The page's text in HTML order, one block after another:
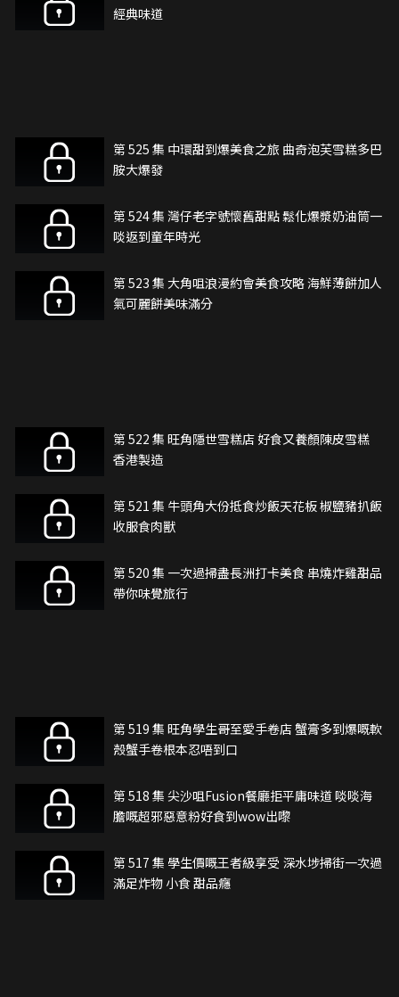
經典味道
第 525 集 中環甜到爆美食之旅 曲奇泡芙雪糕多巴
胺大爆發
第 524 集 灣仔老字號懷舊甜點 鬆化爆漿奶油筒一
啖返到童年時光
第 523 集 大角咀浪漫約會美食攻略 海鮮薄餅加人
氣可麗餅美味滿分
第 522 集 旺角隱世雪糕店 好食又養顏陳皮雪糕
香港製造
第 521 集 牛頭角大份抵食炒飯天花板 椒鹽豬扒飯
收服食肉獸
第 520 集 一次過掃盡長洲打卡美食 串燒炸雞甜品
帶你味覺旅行
第 519 集 旺角學生哥至愛手卷店 蟹膏多到爆嘅軟
殼蟹手卷根本忍唔到口
第 518 集 尖沙咀Fusion餐廳拒平庸味道 啖啖海
膽嘅超邪惡意粉好食到wow出嚟
第 517 集 學生價嘅王者級享受 深水埗掃街一次過
滿足炸物 小食 甜品癮